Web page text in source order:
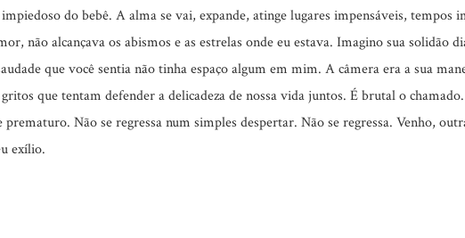
do bebê. A alma se vai, expande, atinge lugares impensáveis, tempos
não alcançava os abismos e as estrelas onde eu estava. Imagino sua solidão
que você sentia não tinha espaço algum em mim. A câmera era a sua
que tentam defender a delicadeza de nossa vida juntos. É brutal o
prematuro. Não se regressa num simples despertar. Não se regressa. Venho,
exílio.